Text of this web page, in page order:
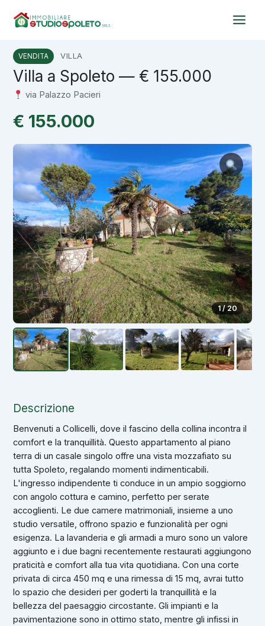
VENDITA VILLA
Villa a Spoleto — € 155.000
via Palazzo Pacieri
€ 155.000
1 / 20
Descrizione
Benvenuti a Collicelli, dove il fascino della collina incontra il
comfort e la tranquillità. Questo appartamento al piano
terra di un casale singolo offre una vista mozzafiato su
tutta Spoleto, regalando momenti indimenticabili.
L'ingresso indipendente ti conduce in un ampio soggiorno
con angolo cottura e camino, perfetto per serate
accoglienti. Le due camere matrimoniali, insieme a uno
studio versatile, offrono spazio e funzionalità per ogni
esigenza. La lavanderia e gli armadi a muro sono un valore
aggiunto e i due bagni recentemente restaurati aggiungono
praticità e comfort alla tua vita quotidiana. Con una corte
privata di circa 450 mq e una rimessa di 15 mq, avrai tutto
lo spazio che desideri per goderti la tranquillità e la
bellezza del paesaggio circostante. Gli impianti e la
pavimentazione sono in ottimo stato, mentre gli infissi in